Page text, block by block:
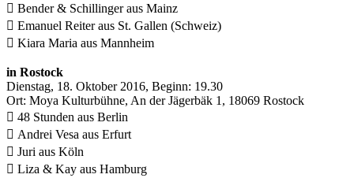
 Bender & Schillinger aus Mainz
 Emanuel Reiter aus St. Gallen (Schweiz)
 Kiara Maria aus Mannheim
in Rostock
Dienstag, 18. Oktober 2016, Beginn: 19.30
Ort: Moya Kulturbühne, An der Jägerbäk 1, 18069 Rostock
 48 Stunden aus Berlin
 Andrei Vesa aus Erfurt
 Juri aus Köln
 Liza & Kay aus Hamburg